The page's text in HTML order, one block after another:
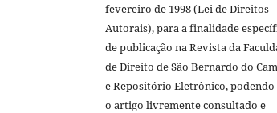
fevereiro de 1998 (Lei de Direitos
Autorais), para a finalidade
de publicação na Revista da
de Direito de São Bernardo do
e Repositório Eletrônico, podendo
o artigo livremente consultado e